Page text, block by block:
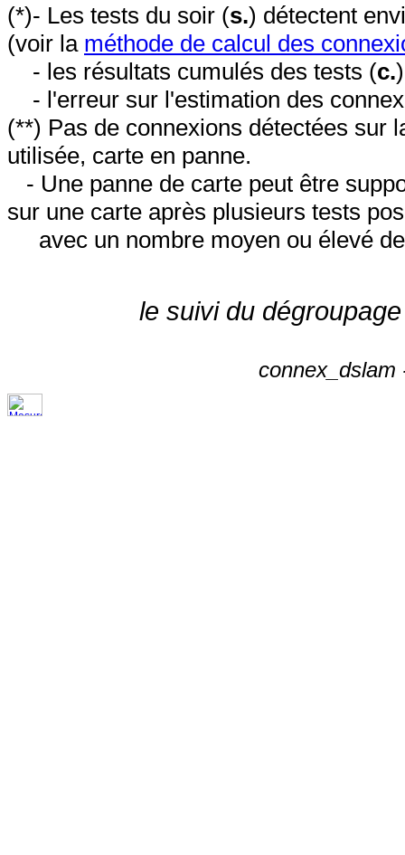
(*)- Les tests du soir (s.) détectent
(voir la méthode de calcul des
- les résultats cumulés des tests (c.
- l'erreur sur l'estimation des
(**) Pas de connexions détectées sur
utilisée, carte en panne.
- Une panne de carte peut être
sur une carte après plusieurs tests
avec un nombre moyen ou élevé
le suivi du
connex_dslam